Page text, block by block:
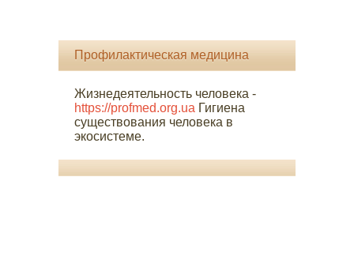
Профилактическая медицина
Жизнедеятельность человека -
https://profmed.org.ua Гигиена
существования человека в
экосистеме.